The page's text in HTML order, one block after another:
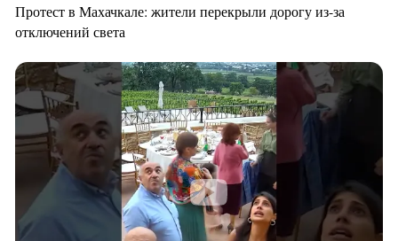
Протест в Махачкале: жители перекрыли дорогу из-за
отключений света